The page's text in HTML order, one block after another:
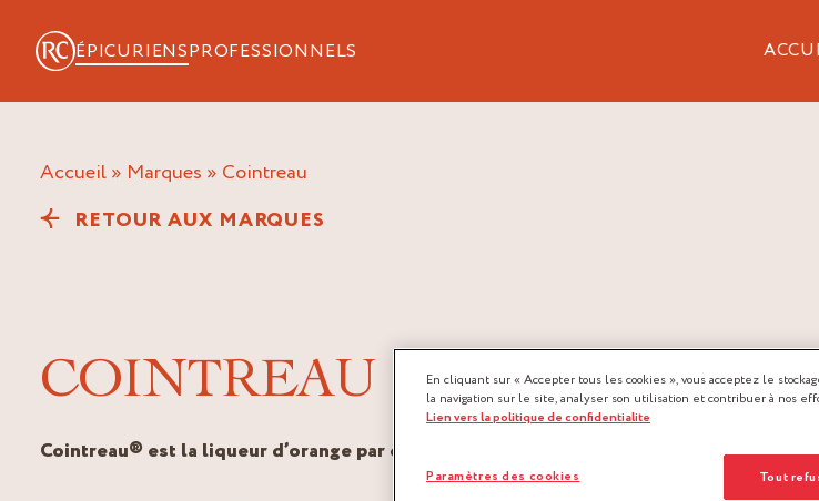
ÉPICURIENSPROFESSIONNELS
Accueil » Marques » cointreau
RETOUR AUX MARQUES
COINTREAU
Cointreau® est la liqueur d’orange par excellence.
En cliquant sur « Accepter tous les cookies », vous acceptez le
la navigation sur le site, analyser son utilisation et contribuer à nos
Lien vers la politique de confidentialite
Tout
Paramètres des cookies